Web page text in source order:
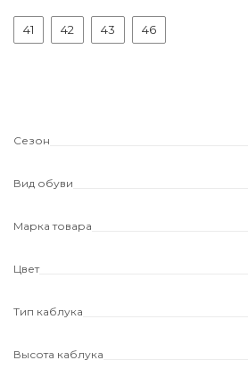
41 42 43 46
Сезон
Вид обуви
Марка товара
Цвет
Тип каблука
Высота каблука